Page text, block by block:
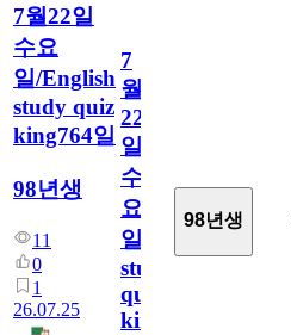
7월22일
수요
일/English
study quiz
king764일
98년생
11
0
1
26.07.25
7
월
22
일
수
요
일/English
study
quiz
king764
98년생